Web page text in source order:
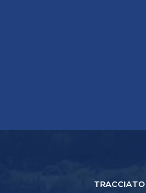
TRACCIATO